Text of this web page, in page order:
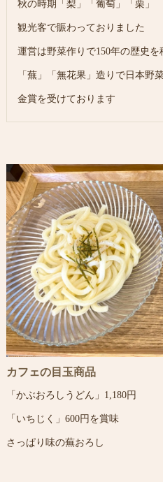
秋の時期「梨」「葡萄」「栗」
観光客で賑わっておりました
運営は野菜作りで150年の歴史
「蕪」「無花果」造りで日本野
金賞を受けております
カフェの目玉商品
「かぶおろしうどん」1,180円
「いちじく」600円を賞味
さっぱり味の蕪おろし